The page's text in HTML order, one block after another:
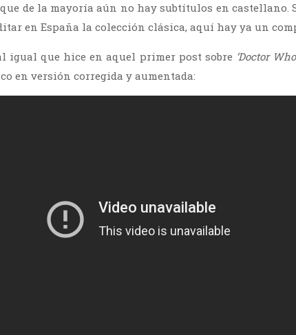
de la mayoría aún no hay subtítulos en
en España la colección clásica, aquí hay ya un
igual que hice en aquel primer post sobre ‘Doctor
en versión corregida y aumentada: